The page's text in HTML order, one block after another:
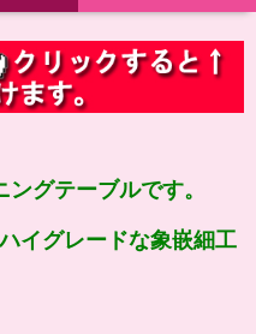
グテーブルです。
イグレードな象嵌細工